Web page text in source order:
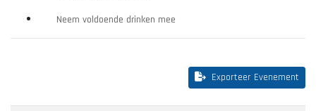
Neem voldoende drinken mee
Exporteer Evenement